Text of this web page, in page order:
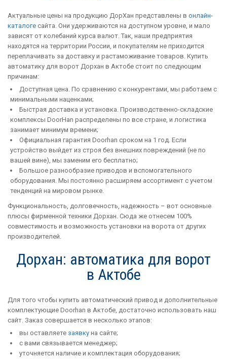
Актуальные цены на продукцию ДорХан представлены в онлайн-
каталоге сайта. Они удерживаются на доступном уровне, и мало
зависят от колебаний курса валют. Так, наши предприятия
находятся на территории России, и покупателям не приходится
переплачивать за доставку и растаможивание товаров. Купить
автоматику для ворот Дорхан в Актобе стоит по следующим
причинам:
Доступная цена. По сравнению с конкурентами, мы работаем с
минимальными наценками;
Быстрая доставка и установка. Производственно-складские
комплексы DoorHan распределены по все стране, и логистика
занимает минимум времени;
Официальная гарантия Doorhan сроком на 1 год. Если
устройство выйдет из строя без внешних повреждений (не по
вашей вине), мы заменим его бесплатно;
Большое разнообразие приводов и вспомогательного
оборудования. Мы постоянно расширяем ассортимент с учетом
тенденций на мировом рынке.
Функциональность, долговечность, надежность – вот основные
плюсы фирменной техники Дорхан. Сюда же отнесем 100%
совместимость и возможность установки на ворота от других
производителей.
Дорхан: автоматика для ворот
в Актобе
Для того чтобы купить автоматический привод и дополнительные
комплектующие Doorhan в Актобе, достаточно использовать наш
сайт. Заказ совершается в несколько этапов:
вы оставляете заявку на сайте;
с вами связывается менеджер;
уточняется наличие и комплектация оборудования;